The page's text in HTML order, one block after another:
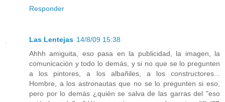
Responder
Las Lentejas 14/8/09 15:38
Ahhh amiguita, eso pasa en la publicidad, la imagen, la
comunicación y todo lo demás, y si no que se lo pregunten
a los pintores, a los albañiles, a los constructores...
Hombre, a los astronautas que no se lo pregunten si eso,
pero por lo demás ¿quién se salva de las garras del "eso